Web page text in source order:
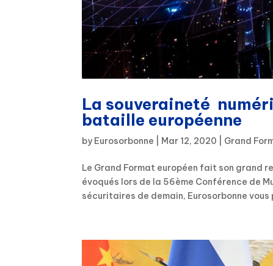
La souveraineté
bataille européenne
by Eurosorbonne Mar 12, 2020 Grand
Le Grand Format européen fait son grand
évoqués lors de la 56ème Conférence de
sécuritaires de demain, Eurosorbonne vous